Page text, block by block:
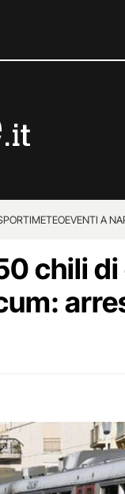
METEOEVENTI A
chili di